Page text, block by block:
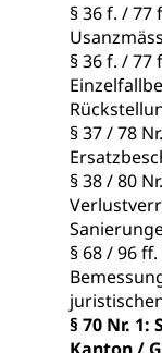
§ 36 f. / 77
§ 36 f. / 77
§ 37 / 78
§ 38 / 80
§ 68 / 96
§ 70 Nr.